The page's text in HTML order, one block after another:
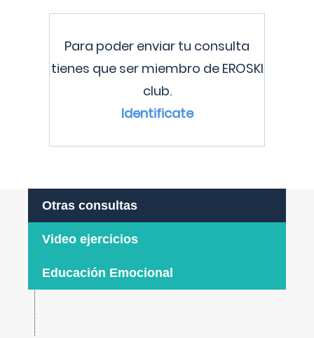
Para poder enviar tu consulta
tienes que ser miembro de EROSKI
club.
Identificate
Otras consultas
Video ejercicios
Educación Emocional